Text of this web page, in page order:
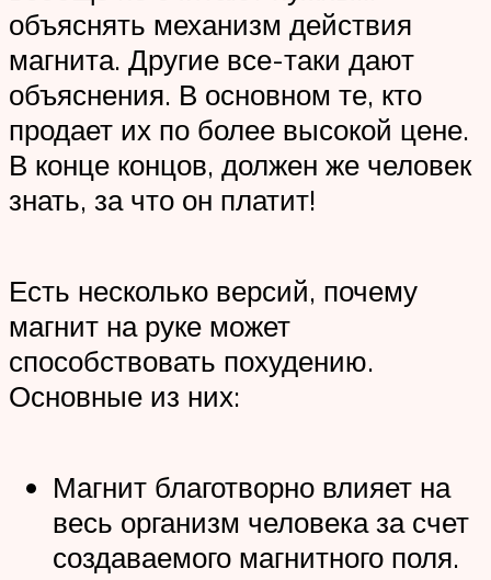
объяснять механизм действия
магнита. Другие все-таки дают
объяснения. В основном те, кто
продает их по более высокой цене.
В конце концов, должен же человек
знать, за что он платит!
Есть несколько версий, почему
магнит на руке может
способствовать похудению.
Основные из них:
Магнит благотворно влияет на
весь организм человека за счет
создаваемого магнитного поля.